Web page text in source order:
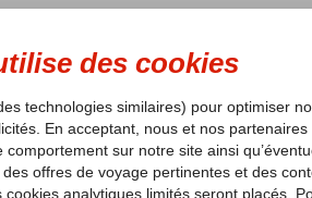
LAST MINUTES SOLEIL